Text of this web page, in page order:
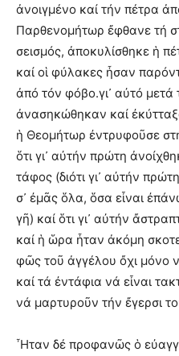
ἀνοιγμένο καί τήν πέτρα
Παρθενομήτωρ ἔφθανε τή
σεισμός, ἀποκυλίσθηκε ἡ
καί οἱ φύλακες ἦσαν
ἀπό τόν φόβο.γι᾿ αὐτό μετά
ἀνασηκώθηκαν καί
ἡ Θεομήτωρ ἐντρυφοῦσε
ὅτι γι᾿ αὐτήν πρώτη
τάφος (διότι γι᾿ αὐτήν
σ᾿ ἐμᾶς ὅλα, ὅσα εἶναι
γῆ) καί ὅτι γι᾿ αὐτήν
καί ἡ ὥρα ἦταν ἀκόμη
φῶς τοῦ ἀγγέλου ὄχι μόνο
καί τά ἐντάφια νά εἶναι
νά μαρτυροῦν τήν ἔγερσι
῏Ηταν δέ προφανῶς ὁ